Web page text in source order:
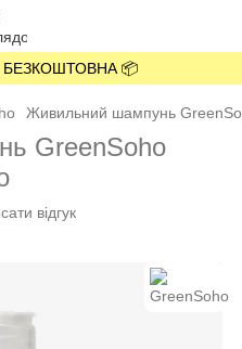
БЕЗКОШТОВНА 📦
Живильний шампунь
GreenSoho
відгук